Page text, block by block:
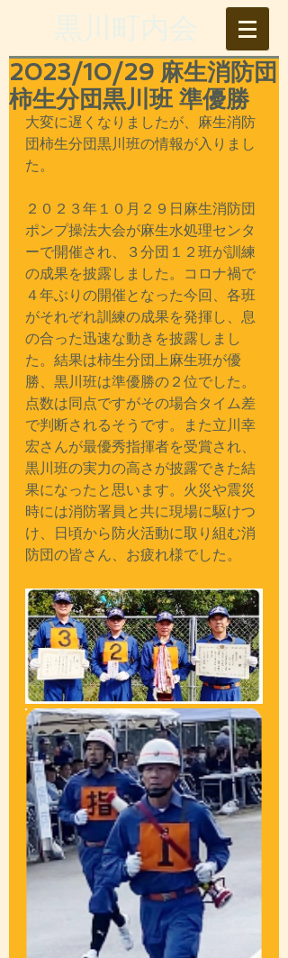
2023/10/29 麻生消防団
柿生分団黒川班 準優勝
大変に遅くなりましたが、麻生消防
団柿生分団黒川班の情報が入りまし
た。
２０２３年１０月２９日麻生消防団
ポンプ操法大会が麻生水処理センタ
ーで開催され、３分団１２班が訓練
の成果を披露しました。コロナ禍で
４年ぶりの開催となった今回、各班
がそれぞれ訓練の成果を発揮し、息
の合った迅速な動きを披露しまし
た。結果は柿生分団上麻生班が優
勝、黒川班は準優勝の２位でした。
点数は同点ですがその場合タイム差
で判断されるそうです。また立川幸
宏さんが最優秀指揮者を受賞され、
黒川班の実力の高さが披露できた結
果になったと思います。火災や震災
時には消防署員と共に現場に駆けつ
け、日頃から防火活動に取り組む消
防団の皆さん、お疲れ様でした。